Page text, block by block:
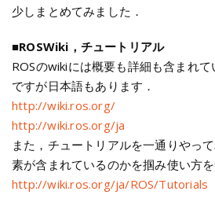
少しまとめてみました．
■ROSWiki，チュートリアル
ROSのwikiには概要も詳細も含まれ
ですが日本語もあります．
http://wiki.ros.org/
http://wiki.ros.org/ja
また，チュートリアルを一通りやっ
素が含まれているのかを掴み使い方
http://wiki.ros.org/ja/ROS/Tutorials